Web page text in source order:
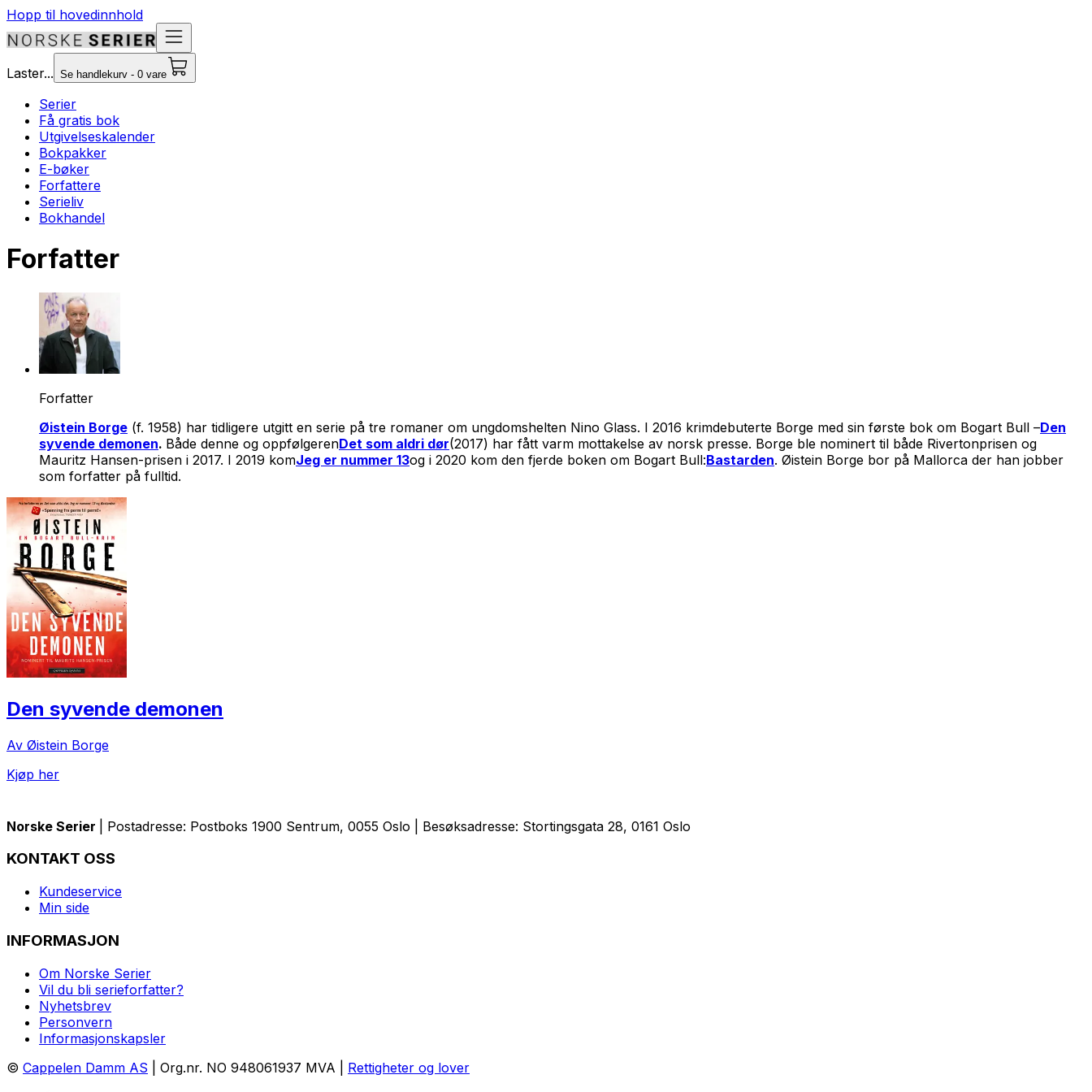
Hopp til hovedinnhold
Laster... Se handlekurv - 0 vare
Serier
Få gratis bok
Utgivelseskalender
Bokpakker
E-bøker
Forfattere
Serieliv
Bokhandel
Forfatter
Forfatter
Øistein Borge (f. 1958) har tidligere utgitt en serie på tre romaner om ungdomshelten Nino Glass. I 2016 krimdebuterte Borge med sin første bok om Bogart Bull –Den
syvende demonen. Både denne og oppfølgerenDet som aldri dør(2017) har fått varm mottakelse av norsk presse. Borge ble nominert til både Rivertonprisen og
Mauritz Hansen-prisen i 2017. I 2019 komJeg er nummer 13og i 2020 kom den fjerde boken om Bogart Bull:Bastarden. Øistein Borge bor på Mallorca der han jobber
som forfatter på fulltid.
Den syvende demonen
Av Øistein Borge
Kjøp her
Norske Serier | Postadresse: Postboks 1900 Sentrum, 0055 Oslo | Besøksadresse: Stortingsgata 28, 0161 Oslo
KONTAKT OSS
Kundeservice
Min side
INFORMASJON
Om Norske Serier
Vil du bli serieforfatter?
Nyhetsbrev
Personvern
Informasjonskapsler
© Cappelen Damm AS | Org.nr. NO 948061937 MVA | Rettigheter og lover